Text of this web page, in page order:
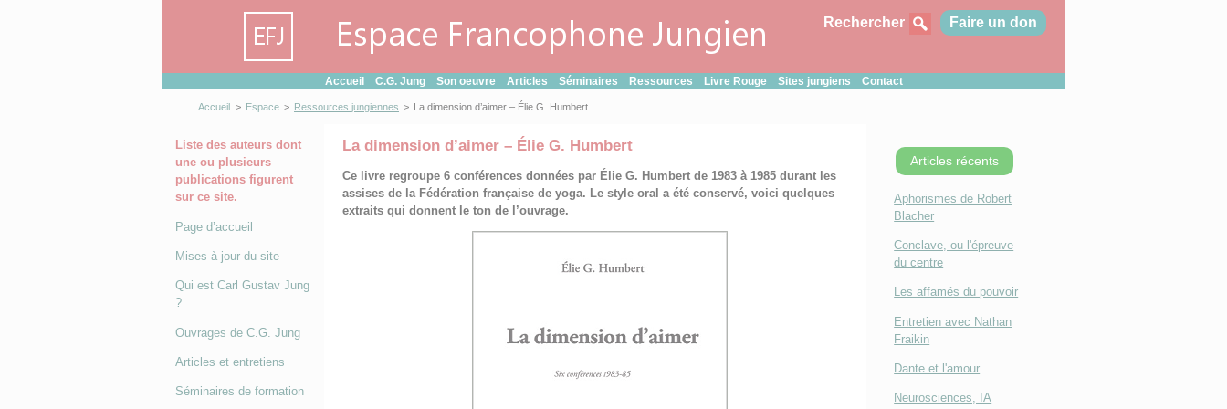
Rechercher Faire un don
Accueil C.G. Jung Son oeuvre Articles Séminaires Ressources Livre Rouge Sites jungiens Contact
Accueil > Espace > Ressources jungiennes > La dimension d’aimer – Élie G. Humbert
Liste des auteurs dont
une ou plusieurs
publications figurent
sur ce site.
Page d’accueil
Mises à jour du site
Qui est Carl Gustav Jung
?
Ouvrages de C.G. Jung
Articles et entretiens
Séminaires de formation
La dimension d’aimer – Élie G. Humbert
Ce livre regroupe 6 conférences données par Élie G. Humbert de 1983 à 1985 durant les
assises de la Fédération française de yoga. Le style oral a été conservé, voici quelques
extraits qui donnent le ton de l’ouvrage.
Articles récents
Aphorismes de Robert
Blacher
Conclave, ou l'épreuve
du centre
Les affamés du pouvoir
Entretien avec Nathan
Fraikin
Dante et l'amour
Neurosciences, IA